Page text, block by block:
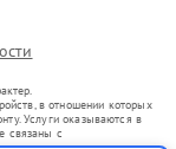
в отношении которых
Услуги оказываются в
связаны с